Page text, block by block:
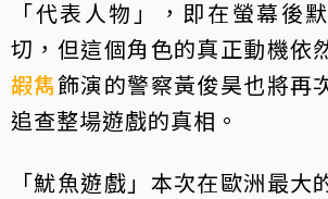
「代表人物」，即在螢幕後
切，但這個角色的真正動機依
嘏雋飾演的警察黃俊昊也將再
追查整場遊戲的真相。
「魷魚遊戲」本次在歐洲最大